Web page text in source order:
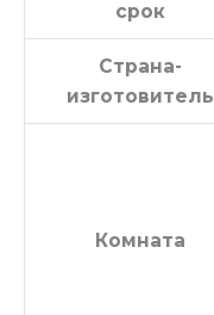
срок
Страна-
изготовитель
Комната